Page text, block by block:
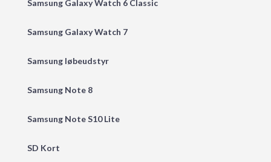
Samsung Galaxy Watch 6 Classic
Samsung Galaxy Watch 7
Samsung løbeudstyr
Samsung Note 8
Samsung Note S10 Lite
SD Kort